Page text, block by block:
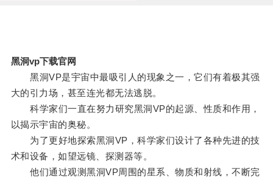
黑洞vp下载官网
黑洞VP是宇宙中最吸引人的现象之一，它们有着极其强
大的引力场，甚至连光都无法逃脱。
科学家们一直在努力研究黑洞VP的起源、性质和作用，
以揭示宇宙的奥秘。
为了更好地探索黑洞VP，科学家们设计了各种先进的技
术和设备，如望远镜、探测器等。
他们通过观测黑洞VP周围的星系、物质和射线，不断完